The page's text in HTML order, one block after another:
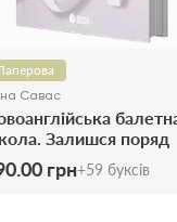
Савас
Залишся поряд
грн+59 буксів